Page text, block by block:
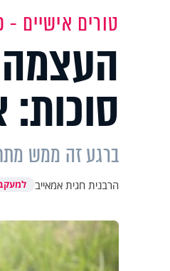
טורים אישיים -
ברגע זה ממש
הרבנית חגית אמאייב